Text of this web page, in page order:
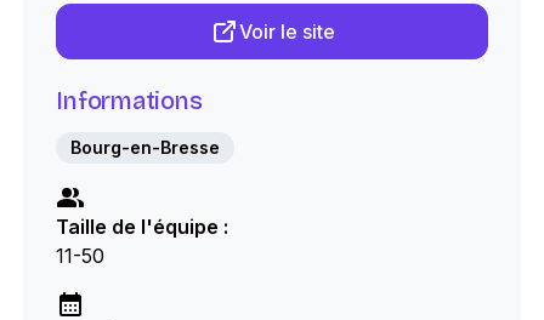
Voir le site
Informations
Bourg-en-Bresse
Taille de l'équipe :
11-50